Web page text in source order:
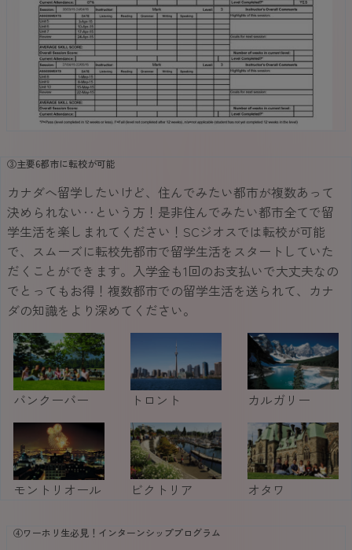
③主要6都市に転校が可能
カナダへ留学したいけど、住んでみたい都市が複数あって
決められない‥という方！是非住んでみたい都市全てで留
学生活を楽しまれてください！SCジオスでは転校が可能
で、スムーズに転校先都市で留学生活をスタートしていた
だくことができます。入学金も1回のお支払いで大丈夫なの
でとってもお得！複数都市での留学生活を送られて、カナ
ダの知識をより深めてください。
バンクーバー トロント カルガリー
モントリオール ビクトリア オタワ
④ワーホリ生必見！インターンシッププログラム